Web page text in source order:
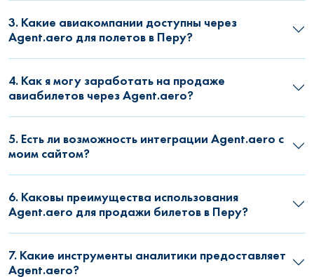
3. Какие авиакомпании доступны через
Agent.aero для полетов в Перу?
4. Как я могу заработать на продаже
авиабилетов через Agent.aero?
5. Есть ли возможность интеграции Agent.aero с
моим сайтом?
6. Каковы преимущества использования
Agent.aero для продажи билетов в Перу?
7. Какие инструменты аналитики предоставляет
Agent.aero?